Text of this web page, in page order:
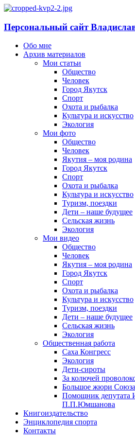
Персональный сайт
Обо мне
Архив материалов
Мои статьи
Общество
Человек
Город Якутск
Спорт
Охота и рыбалка
Культура и искусство
Экология
Мои фото
Общество
Человек
Якутия – моя родина
Город Якутск
Спорт
Охота и рыбалка
Культура и искусство
Туризм, поездки
Дети – наше будущее
Сельская жизнь
Экология
Мои видео
Общество
Человек
Якутия – моя родина
Город Якутск
Спорт
Охота и рыбалка
Культура и искусство
Туризм, поездки
Дети – наше будущее
Сельская жизнь
Экология
Общественная работа
Саха Конгресс
Экология
Дети-сироты
За колючей
Большое жюри
Помощник депутата
П.П.Юмшанова
Книгоиздательство
Энциклопедия спорта
Контакты